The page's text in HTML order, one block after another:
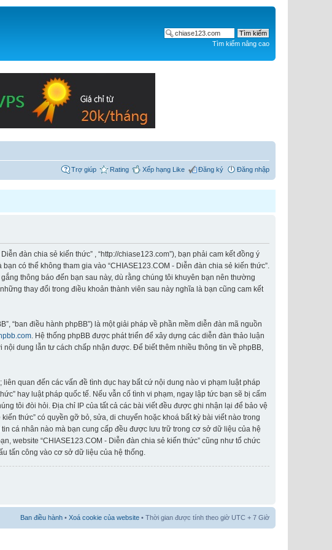
Tìm kiếm nâng cao
Trợ giúp Rating Xếp hạng Like Đăng ký Đăng nhập
đàn chia sẻ kiến thức” , “http://chiase123.com”), bạn phải cam kết đồng ý
có thể không tham gia vào “CHIASE123.COM - Diễn đàn chia sẻ kiến thức”.
thông báo đến bạn sau này, dù rằng chúng tôi khuyên bạn nên thường
thay đổi trong điều khoản thành viên sau này nghĩa là bạn cũng cam kết
“ban điều hành phpBB”) là một giải pháp về phần mềm diễn đàn mã nguồn
. Hệ thống phpBB được phát triển để xây dựng các diễn đàn thảo luận
dung lẫn tư cách chấp nhận được. Để biết thêm nhiều thông tin về phpBB,
quan đến các vấn đề tình dục hay bất cứ nội dung nào vi phạm luật pháp
hay luật pháp quốc tế. Nếu vẫn cố tình vi phạm, ngay lập tức bạn sẽ bị cấm
tôi đòi hỏi. Địa chỉ IP của tất cả các bài viết đều được ghi nhận lại để bảo vệ
thức” có quyền gỡ bỏ, sửa, di chuyển hoặc khoá bất kỳ bài viết nào trong
cá nhân nào mà bạn cung cấp đều được lưu trữ trong cơ sở dữ liệu của hệ
website “CHIASE123.COM - Diễn đàn chia sẻ kiến thức” cũng như tổ chức
tấn công vào cơ sở dữ liệu của hệ thống.
Ban điều hành • Xoá cookie của website • Thời gian được tính theo giờ UTC + 7 Giờ